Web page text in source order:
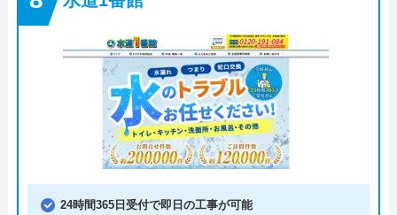
24時間365日受付で即日の工事が可能